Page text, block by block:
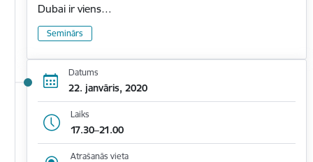
Dubai ir viens…
Seminārs
Datums
22. janvāris, 2020
Laiks
17.30–21.00
Atrašanās vieta